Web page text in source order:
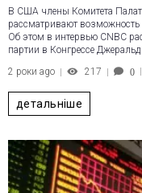
В США члены Комитета
рассматривают
Об этом в интервью CNBC
партии в Конгрессе
2 роки ago
217 0
детальніше